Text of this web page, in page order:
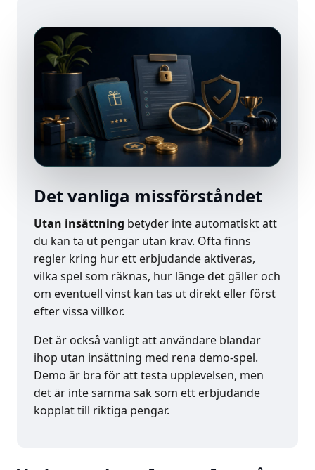
Det vanliga missförståndet
Utan insättning betyder inte automatiskt att
du kan ta ut pengar utan krav. Ofta finns
regler kring hur ett erbjudande aktiveras,
vilka spel som räknas, hur länge det gäller och
om eventuell vinst kan tas ut direkt eller först
efter vissa villkor.
Det är också vanligt att användare blandar
ihop utan insättning med rena demo-spel.
Demo är bra för att testa upplevelsen, men
det är inte samma sak som ett erbjudande
kopplat till riktiga pengar.